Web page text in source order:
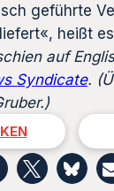
geführte
heißt
auf
Syndicate.